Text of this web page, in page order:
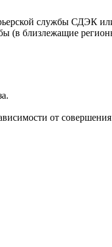
службы СДЭК
(в близлежащие
от